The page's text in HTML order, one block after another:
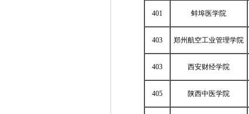
401 蚌埠医学院
403 郑州航空工业管理学院
403 西安财经学院
405 陕西中医学院